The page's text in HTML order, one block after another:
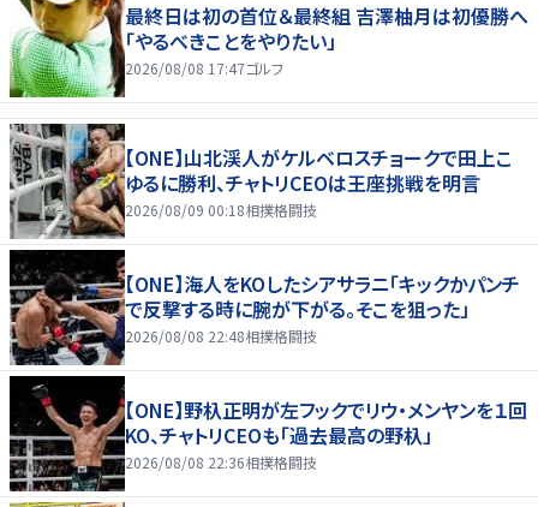
最終日は初の首位＆最終組 吉澤柚月は初優勝へ
「やるべきことをやりたい」
2026/08/08 17:47ゴルフ
【ONE】山北渓人がケルベロスチョークで田上こ
ゆるに勝利、チャトリCEOは王座挑戦を明言
2026/08/09 00:18相撲格闘技
【ONE】海人をKOしたシアサラニ「キックかパンチ
で反撃する時に腕が下がる。そこを狙った」
2026/08/08 22:48相撲格闘技
【ONE】野杁正明が左フックでリウ・メンヤンを１回
KO、チャトリCEOも「過去最高の野杁」
2026/08/08 22:36相撲格闘技